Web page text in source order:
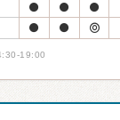
19:00